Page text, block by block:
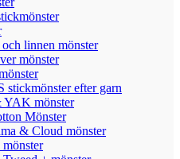
linnen mönster
mönster
efter garn
YAK mönster
Mönster
& Cloud mönster